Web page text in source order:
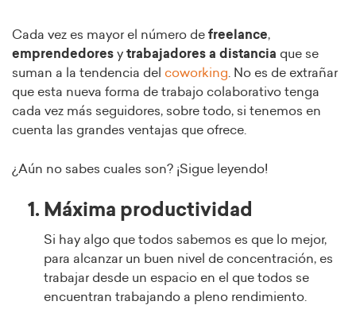
Cada vez es mayor el número de freelance,
emprendedores y trabajadores a distancia que se
suman a la tendencia del coworking. No es de extrañar
que esta nueva forma de trabajo colaborativo tenga
cada vez más seguidores, sobre todo, si tenemos en
cuenta las grandes ventajas que ofrece.
¿Aún no sabes cuales son? ¡Sigue leyendo!
1. Máxima productividad
Si hay algo que todos sabemos es que lo mejor,
para alcanzar un buen nivel de concentración, es
trabajar desde un espacio en el que todos se
encuentran trabajando a pleno rendimiento.